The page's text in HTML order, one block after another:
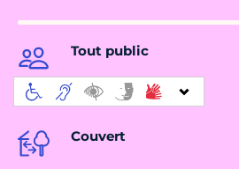
Tout public
Couvert